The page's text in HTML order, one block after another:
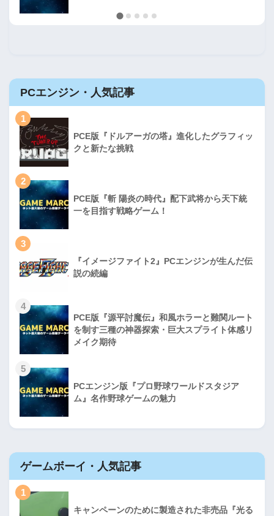
PCエンジン・人気記事
1
PCE版『ドルアーガの塔』進化したグラフィッ
クと新たな挑戦
2
PCE版『斬 陽炎の時代』配下武将から天下統
一を目指す戦略ゲーム！
3
『イメージファイト2』PCエンジンが生んだ伝
説の続編
4
PCE版『源平討魔伝』和風ホラーと難関ルート
を制す三種の神器探索・巨大スプライト体感リ
メイク期待
5
PCエンジン版『プロ野球ワールドスタジア
ム』名作野球ゲームの魅力
ゲームボーイ・人気記事
1
キャンペーンのために製造された非売品『光る